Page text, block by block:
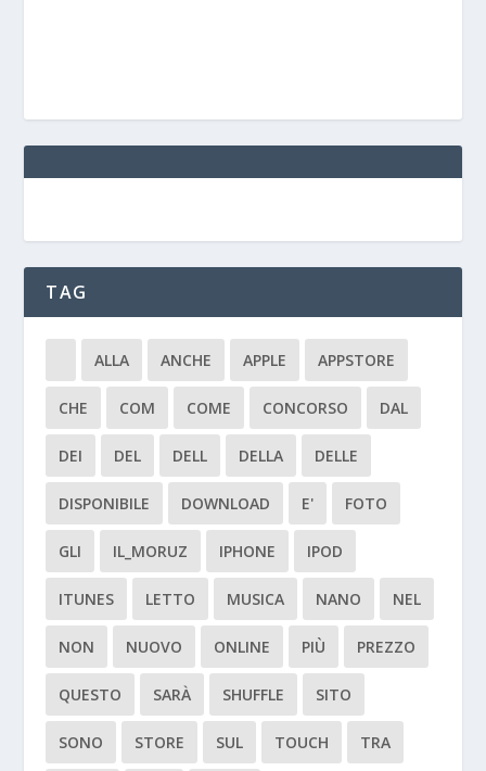
TAG
ALLA ANCHE APPLE APPSTORE
CHE COM COME CONCORSO DAL
DEI DEL DELL DELLA DELLE
DISPONIBILE DOWNLOAD E' FOTO
GLI IL_MORUZ IPHONE IPOD
ITUNES LETTO MUSICA NANO NEL
NON NUOVO ONLINE PIÙ PREZZO
QUESTO SARÀ SHUFFLE SITO
SONO STORE SUL TOUCH TRA